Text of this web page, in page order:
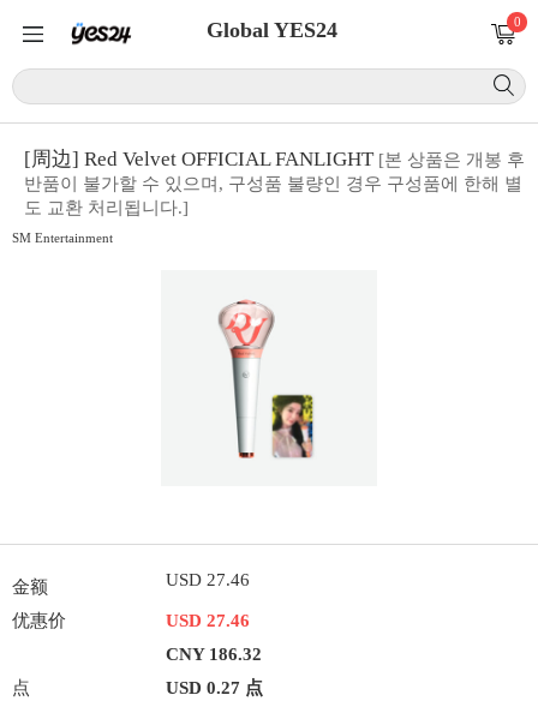
Global YES24 0
[周边] Red Velvet OFFICIAL FANLIGHT [본 상품은 개봉 후
반품이 불가할 수 있으며, 구성품 불량인 경우 구성품에 한해 별
도 교환 처리됩니다.]
SM Entertainment
金额 USD 27.46
优惠价
USD 27.46
CNY 186.32
点
USD 0.27 点